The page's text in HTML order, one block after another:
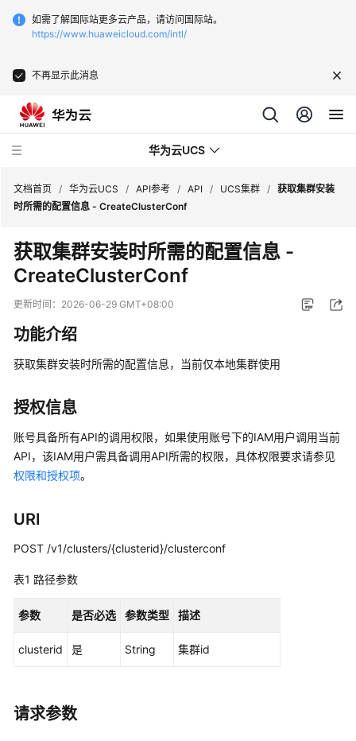
如需了解国际站更多云产品，请访问国际站。
https://www.huaweicloud.com/intl/
不再显示此消息
华为云UCS
新
动
服
务
公
产
品
介
绍
费
说
速
门
户
指
文档首页 / 华为云UCS / API参考 / API / UCS集群 / 获取集群安装
时所需的配置信息 - CreateClusterConf
获取集群安装时所需的配置信息 -
CreateClusterConf
更新时间： 2026-06-29 GMT+08:00
功能介绍
获取集群安装时所需的配置信息，当前仅本地集群使用
授权信息
账号具备所有API的调用权限，如果使用账号下的IAM用户调用当前
API，该IAM用户需具备调用API所需的权限，具体权限要求请参见
权限和授权项。
URI
POST /v1/clusters/{clusterid}/clusterconf
表1 路径参数
参数 是否必选 参数类型 描述
clusterid 是 String 集群id
请求参数